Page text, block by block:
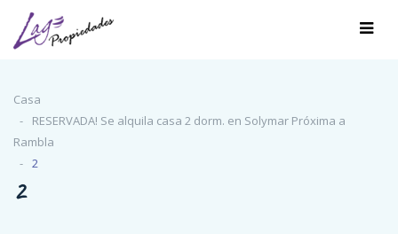
Casa
RESERVADA! Se alquila casa 2 dorm. en Solymar Próxima a
Rambla
2
2